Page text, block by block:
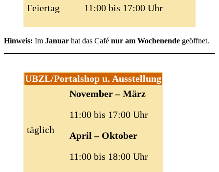
Feiertag 11:00 bis 17:00 Uhr
Hinweis: Im Januar hat das Café nur am Wochenende geöffnet.
UBZL/Portalshop u. Ausstellung
täglich
November – März
11:00 bis 17:00 Uhr
April – Oktober
11:00 bis 18:00 Uhr